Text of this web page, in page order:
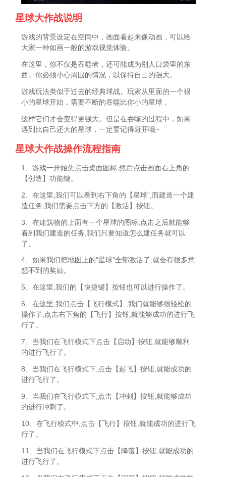
星球大作战说明
游戏的背景设定在空间中，画面看起来像动画，可以给
大家一种如画一般的游戏视觉体验。
在这里，你不仅是吞噬者，还可能成为别人口袋里的东
西。你必须小心周围的情况，以保持自己的强大。
游戏玩法类似于过去的经典球战。玩家从里面的一个很
小的星球开始，需要不断的吞噬比你小的星球，
这样它们才会变得更强大。但是在吞噬的过程中，如果
遇到比自己还大的星球，一定要记得避开哦~
星球大作战操作流程指南
1、游戏一开始先点击桌面图标,然后点击画面右上角的
【创造】功能键。
2、在这里,我们可以看到右下角的【星球”,而建造一个建
造任务,我们需要点击下方的【激活】按钮。
3、在建筑物的上面有一个星球的图标,点击之后就能够
看到我们建造的任务,我们只要知道怎么建任务就可以
了。
4、如果我们把地图上的“星球”全部激活了,就会有很多意
想不到的奖励。
5、在这里,我们的【快捷键】按钮也可以进行操作了。
6、在这里,我们点击【飞行模式】,我们就能够很轻松的
操作了,点击右下角的【飞行】按钮,就能够成功的进行飞
行了。
7、当我们在飞行模式下点击【启动】按钮,就能够顺利
的进行飞行了。
8、当我们在飞行模式下,点击【起飞】按钮,就能成功的
进行飞行了。
9、当我们在飞行模式下,点击【冲刺】按钮,就能够成功
的进行冲刺了。
10、在飞行模式中,点击【飞行】按钮,就能成功的进行飞
行了。
11、当我们在飞行模式下点击【降落】按钮,就能成功的
进行飞行了。